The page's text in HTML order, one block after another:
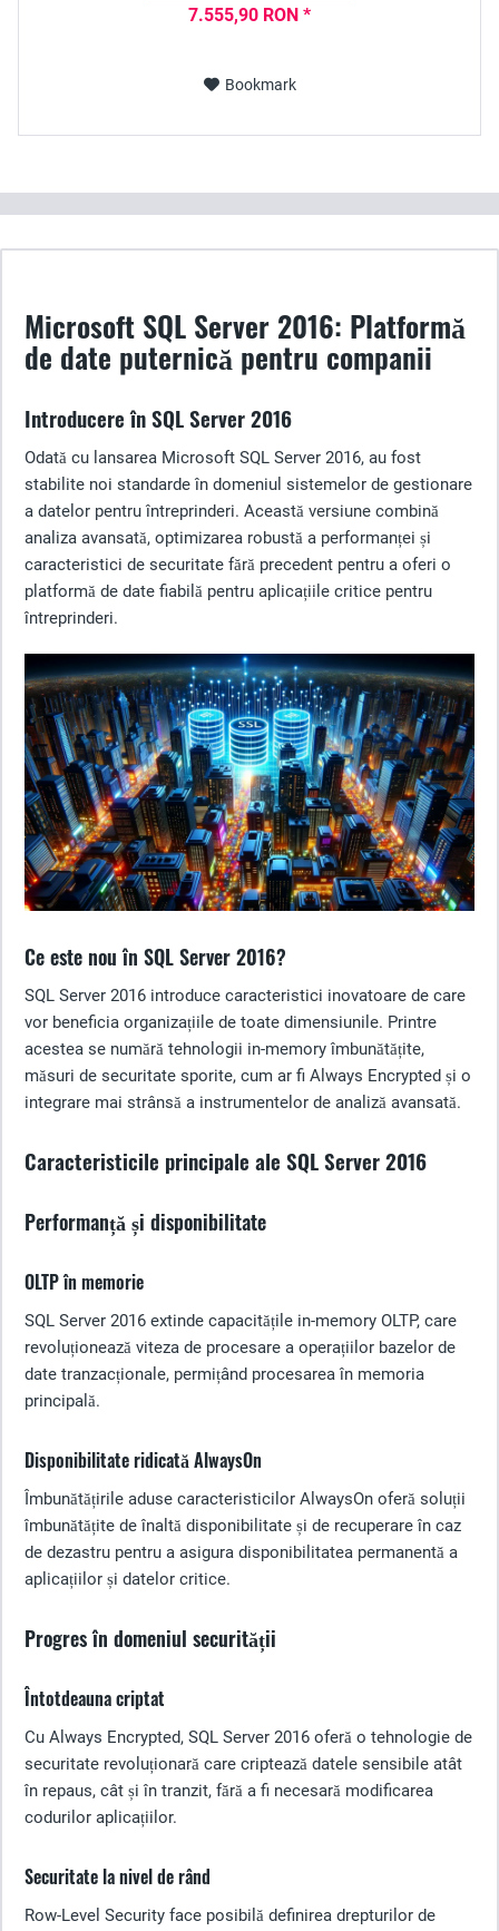
7.555,90 RON *
Bookmark
Microsoft SQL Server 2016: Platformă
de date puternică pentru companii
Introducere în SQL Server 2016
Odată cu lansarea Microsoft SQL Server 2016, au fost
stabilite noi standarde în domeniul sistemelor de gestionare
a datelor pentru întreprinderi. Această versiune combină
analiza avansată, optimizarea robustă a performanței și
caracteristici de securitate fără precedent pentru a oferi o
platformă de date fiabilă pentru aplicațiile critice pentru
întreprinderi.
Ce este nou în SQL Server 2016?
SQL Server 2016 introduce caracteristici inovatoare de care
vor beneficia organizațiile de toate dimensiunile. Printre
acestea se numără tehnologii in-memory îmbunătățite,
măsuri de securitate sporite, cum ar fi Always Encrypted și o
integrare mai strânsă a instrumentelor de analiză avansată.
Caracteristicile principale ale SQL Server 2016
Performanță și disponibilitate
OLTP în memorie
SQL Server 2016 extinde capacitățile in-memory OLTP, care
revoluționează viteza de procesare a operațiilor bazelor de
date tranzacționale, permițând procesarea în memoria
principală.
Disponibilitate ridicată AlwaysOn
Îmbunătățirile aduse caracteristicilor AlwaysOn oferă soluții
îmbunătățite de înaltă disponibilitate și de recuperare în caz
de dezastru pentru a asigura disponibilitatea permanentă a
aplicațiilor și datelor critice.
Progres în domeniul securității
Întotdeauna criptat
Cu Always Encrypted, SQL Server 2016 oferă o tehnologie de
securitate revoluționară care criptează datele sensibile atât
în repaus, cât și în tranzit, fără a fi necesară modificarea
codurilor aplicațiilor.
Securitate la nivel de rând
Row-Level Security face posibilă definirea drepturilor de